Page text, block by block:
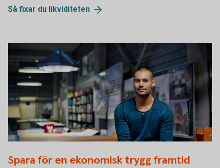
Så fixar du likviditeten
Spara för en ekonomisk trygg framtid